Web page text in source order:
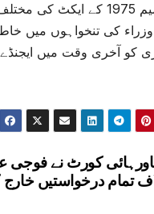
ترمیم 1975 کے
وزراء کی تنخواہوں میں
کو آخری وقت میں ایجنڈے
کورٹ نے فوجی
تمام درخواستیں خارج